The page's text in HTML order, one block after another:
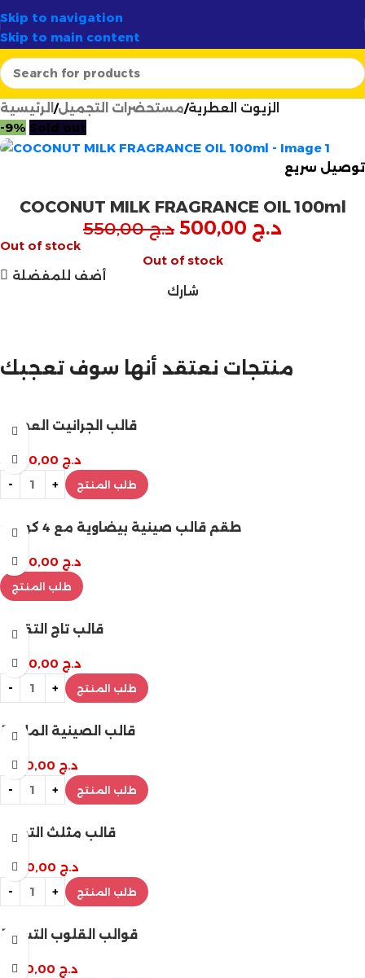
Skip to navigation
Skip to main content
الوجهة الأولى لصناع الشموع في الجزائر
الرئيسية مستحضرات التجميل الزيوت العطرية
-9% Sold out
توصيل سريع
COCONUT MILK FRAGRANCE OIL 100ml
د.ج550,00 د.ج
Out of stock
Out of stock
أضف للمفضلة
شارك
تخفيضات نهاية السنة
منتجات نعتقد أنها سوف تعجبك
قالب الجرانيت العصري
د.ج
طلب المنتج
طقم قالب صينية بيضاوية مع 4 كوستر
د.ج
طلب المنتج
قالب تاج التقديم
د.ج
طلب المنتج
قالب الصينية الملكية
د.ج
طلب المنتج
قالب مثلث التحدي
د.ج
طلب المنتج
قوالب القلوب التسعة
د.ج